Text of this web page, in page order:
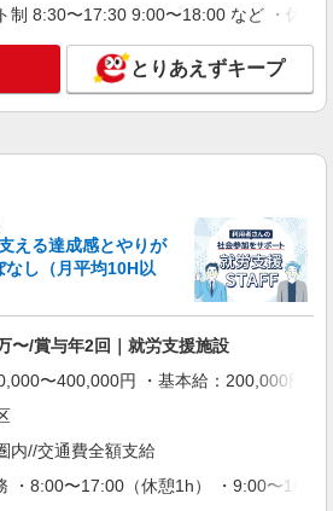
：1500〜1800円 ※資格や経験などによる
川県横浜市旭区
られる環境＊
社員】月給240,000〜400,000円 ・基本
円〜220,000円 ・資格手当：10,000〜
動） ・固定残業手当：20,000円（10時
定残業時間を超過する場合には超過勤務
別に支給） 下記資格をお持ちの方
認知症介護基礎研修 ・初任者研修 ・実務
・介護福祉士 など
川県横浜市旭区
詳細を見る
福利厚生！／二俣川駅のシニアマンシ
制 8:30〜17:30 9:00〜18:00 など ・休憩
とりあえずキープ
える達成感とやりが
なし（月平均10H以
/賞与年2回｜就労支援施設
〜400,000円 ・基本給：200,000円
内//交通費全額支給
・8:00〜17:00（休憩1h） ・9:00〜